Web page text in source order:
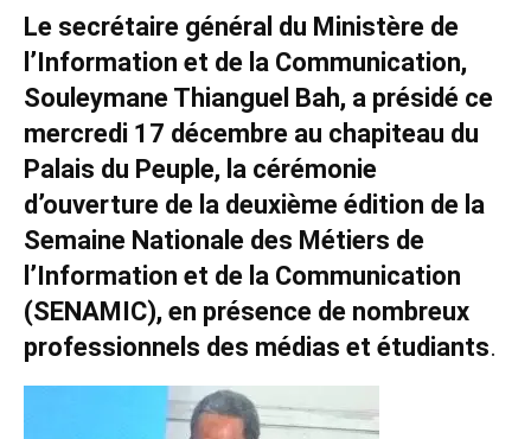
Le secrétaire général du Ministère de
l’Information et de la Communication,
Souleymane Thianguel Bah, a présidé ce
mercredi 17 décembre au chapiteau du
Palais du Peuple, la cérémonie
d’ouverture de la deuxième édition de la
Semaine Nationale des Métiers de
l’Information et de la Communication
(SENAMIC), en présence de nombreux
professionnels des médias et étudiants.